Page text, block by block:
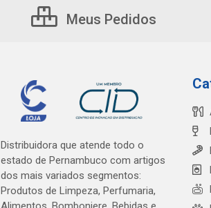
Meus Pedidos
Distribuidora que atende todo o
estado de Pernambuco com artigos
dos mais variados segmentos:
Produtos de Limpeza, Perfumaria,